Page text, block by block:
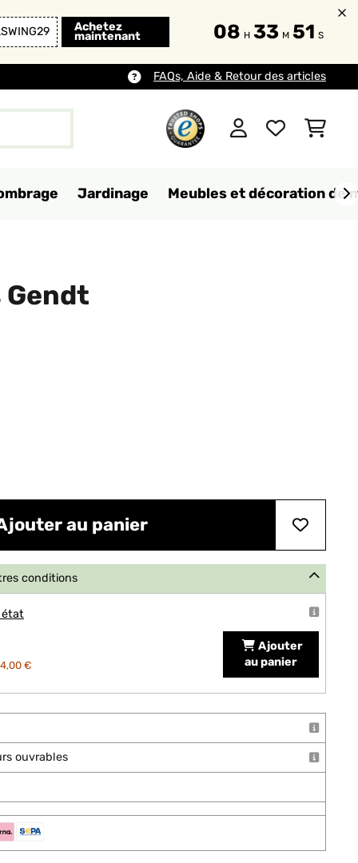
Achetez
maintenant 08 H 33 M 50 S
FAQs, Aide & Retour des articles
Jardinage Meubles et décoration de
au panier
conditions
état
€
Ajouter
au panier
ouvrables